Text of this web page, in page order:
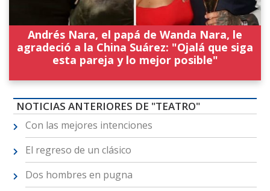
Andrés Nara, el papá de Wanda Nara, le
agradeció a la China Suárez: "Ojalá que siga
esta pareja y lo mejor posible"
NOTICIAS ANTERIORES DE "TEATRO"
Con las mejores intenciones
El regreso de un clásico
Dos hombres en pugna